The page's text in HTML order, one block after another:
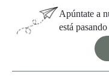
Apúntate a
está pasando